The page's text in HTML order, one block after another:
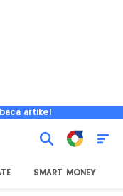
artikel
SMART MONEY